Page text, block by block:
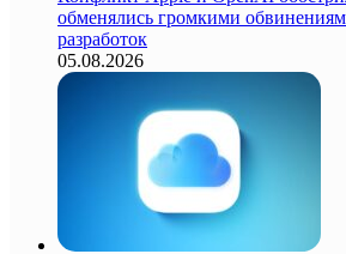
обменялись громкими
разработок
05.08.2026